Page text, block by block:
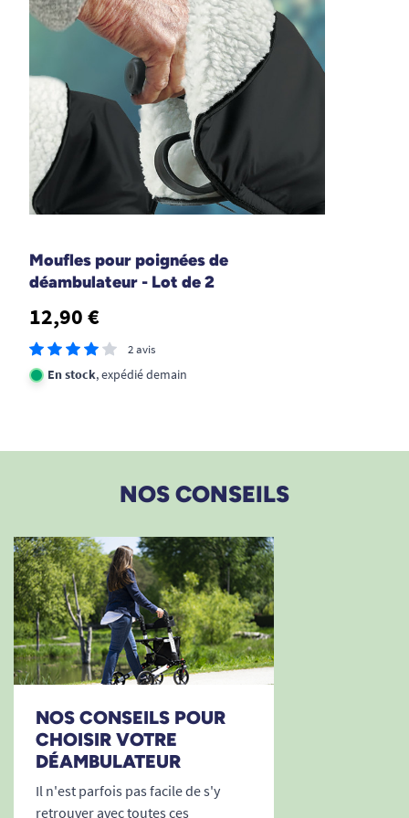
en année fabriqués outre Pyrénées Par une PMI.
07/10/2022
facile a emporter ma mère marche de mieux en mieux
je suis très contente de votre produit si j'ai besoin de
vous je ferais appel encore une fois
A. Anonymous
15/12/2020
peu bas, il faurait une position en plus
A. Anonymous
1 2 3
Moufles pour poignées de
déambulateur - Lot de 2
12,90 €
2 avis
En stock, expédié demain
NOS CONSEILS
NOS CONSEILS POUR
CHOISIR VOTRE
DÉAMBULATEUR
Il n'est parfois pas facile de s'y
retrouver avec toutes ces